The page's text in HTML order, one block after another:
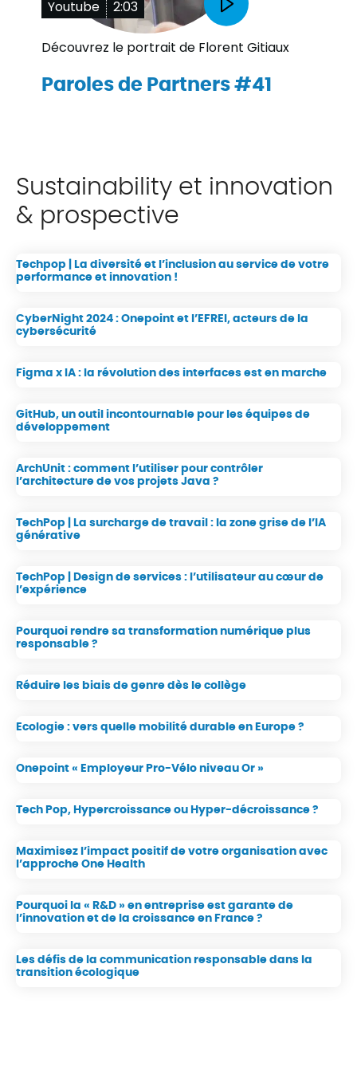
Paroles de Partners #41
Découvrez le portrait de Florent Gitiaux
Youtube 2:03
Sustainability et innovation
& prospective
Techpop | La diversité et l’inclusion au service de votre
performance et innovation !
CyberNight 2024 : Onepoint et l’EFREI, acteurs de la
cybersécurité
Figma x IA : la révolution des interfaces est en marche
GitHub, un outil incontournable pour les équipes de
développement
ArchUnit : comment l’utiliser pour contrôler
l’architecture de vos projets Java ?
TechPop | La surcharge de travail : la zone grise de l’IA
générative
TechPop | Design de services : l’utilisateur au cœur de
l’expérience
Pourquoi rendre sa transformation numérique plus
responsable ?
Réduire les biais de genre dès le collège
Ecologie : vers quelle mobilité durable en Europe ?
Onepoint « Employeur Pro-Vélo niveau Or »
Tech Pop, Hypercroissance ou Hyper-décroissance ?
Maximisez l’impact positif de votre organisation avec
l’approche One Health
Pourquoi la « R&D » en entreprise est garante de
l’innovation et de la croissance en France ?
Les défis de la communication responsable dans la
transition écologique